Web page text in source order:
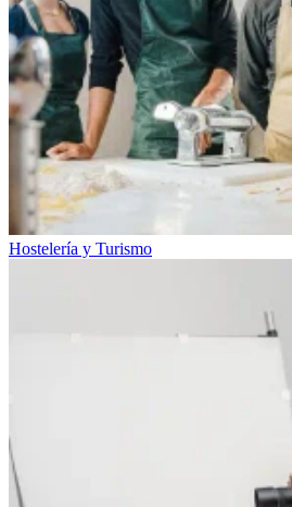
Hostelería y Turismo